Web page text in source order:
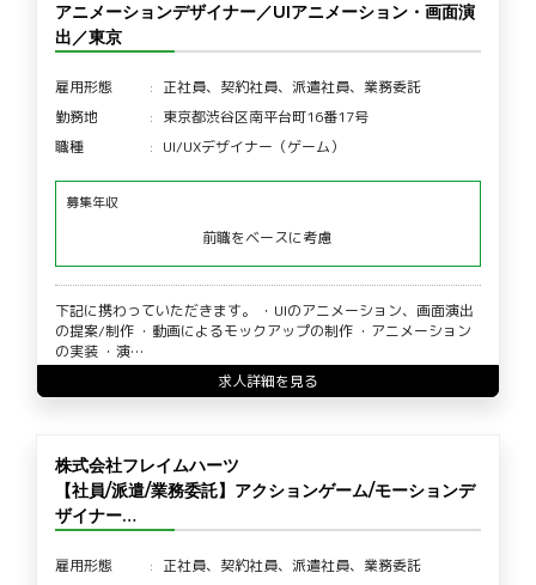
アニメーションデザイナー／UIアニメーション・画面演
出／東京
雇用形態
正社員、契約社員、派遣社員、業務委託
勤務地
東京都渋谷区南平台町16番17号
職種
UI/UXデザイナー（ゲーム）
募集年収
前職をベースに考慮
下記に携わっていただきます。 ・UIのアニメーション、画面演出
の提案/制作 ・動画によるモックアップの制作 ・アニメーション
の実装 ・演…
求人詳細を見る
株式会社フレイムハーツ
【社員/派遣/業務委託】アクションゲーム/モーションデ
ザイナー…
雇用形態
正社員、契約社員、派遣社員、業務委託